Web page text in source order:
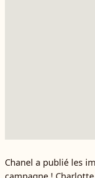
Chanel a publié les